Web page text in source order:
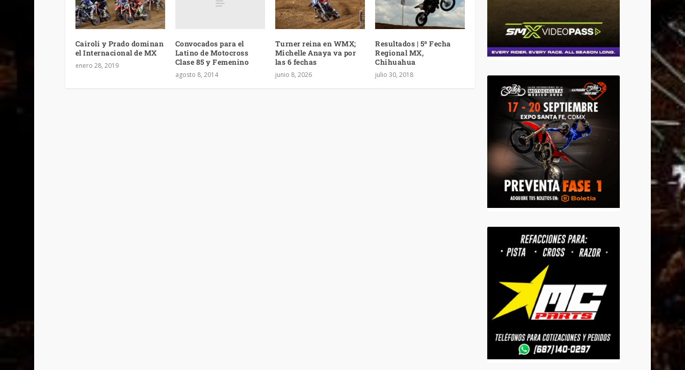
Cairoli y Prado dominan
el Internacional de MX
enero 28, 2019
Convocados para el
Latino de Motocross
Clase 85 y Femenino
agosto 8, 2014
Turner reina en WMX;
Michelle Anaya va por
las 6 fechas
junio 8, 2026
Resultados | 5ª Fecha
Regional MX,
Chihuahua
julio 30, 2018